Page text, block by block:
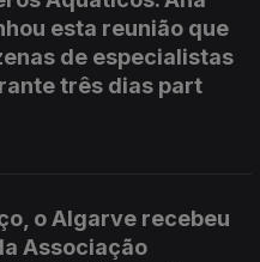
esta reunião que
de especialistas
três dias part
o Algarve recebeu
Associação